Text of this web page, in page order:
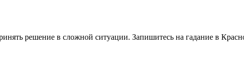
решение в сложной ситуации. Запишитесь на гадание в